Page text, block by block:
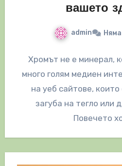
вашето
admin
Хромът не е минерал,
много голям медиен
на уеб сайтове,
загуба на тегло или
Повечето